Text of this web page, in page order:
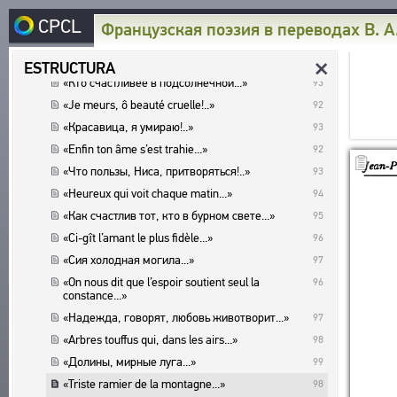
CPCL Французская поэзия в переводах
ESTRUCTURA
92
〈Les poèmes du «Don Quichotte»〉 =
〈Стихотворения из «Дон Кихота»〉
92
«One il ne fut de chevalier...»
93
«Кто счастливее в подсолнечной...»
92
«Je meurs, ô beauté cruelle!..»
93
«Красавица, я умираю!..»
92
«Enfin ton âme s’est trahie...»
93
«Что пользы, Ниса, притворяться!..»
94
«Heureux qui voit chaque matin...»
95
«Как счастлив тот, кто в бурном свете...»
96
«Ci-gît l’amant le plus fidèle...»
97
«Сия холодная могила...»
96
«On nous dit que l’espoir soutient seul la
constance...»
97
«Надежда, говорят, любовь животворит...»
98
«Arbres touffus qui, dans les airs...»
99
«Долины, мирные луга...»
98
«Triste ramier de la montagne...»
INICIO
CORPUS
AUTORES DE LENGUA RUSA
AUTORES DE OTRAS LENGUAS
OBRAS EN LENGUA RUSA
OBRAS EN OTRAS LENGUAS
FORMA MÉTRICA
FORMA ESTRÓFICA
LENGUAS
EXPRESIÓN LITERARIA
TIPOS
NÚMERO DE TRADUCCIONES
BIBLIOTECA
TEXTOS
AUTORES
OBRAS
EDICIONES
OBRAS
EDICIONES
ENCICLOPEDIA
TODOS LOS AUTORES
TODAS LAS RESEÑAS
POETAS
TRADUCTORES
ESTUDIOSOS
TESAURO
ESTRUCTURA
BUSQUEDA
ACERCA DE
SOBRE EL PROYECTO
LOS FINES DEL PROYECTO
CONTACTO